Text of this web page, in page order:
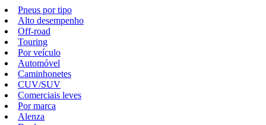
Pneus por tipo
Alto desempenho
Off-road
Touring
Por veículo
Automóvel
Caminhonetes
CUV/SUV
Comerciais leves
Por marca
Alenza